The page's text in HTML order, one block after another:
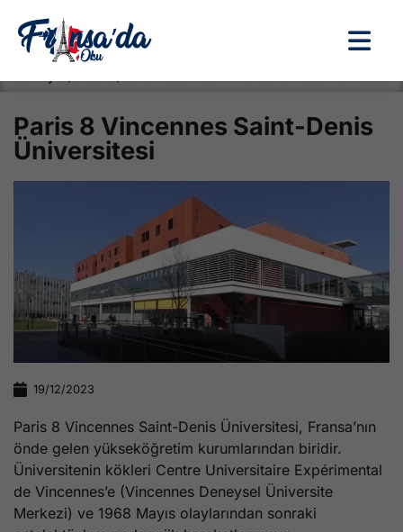
Paris 8 Vincennes Saint-Denis
Üniversitesi
19/12/2023
Paris 8 Vincennes Saint-Denis Üniversitesi, Fransa’nın
önde gelen yükseköğretim kurumlarından biridir.
Üniversitenin kökleri Centre Universitaire Expérimental
de Vincennes’e (Vincennes Deneysel Üniversite
Merkezi) ve 1968 Mayıs olaylarından sonraki